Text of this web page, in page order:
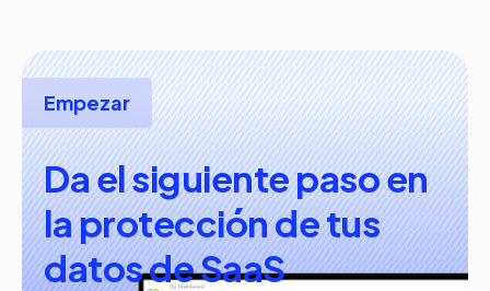
Asia: Sídney (Australia)
solicita una demostración
Empezar
Da el siguiente paso en
la protección de tus
datos de SaaS